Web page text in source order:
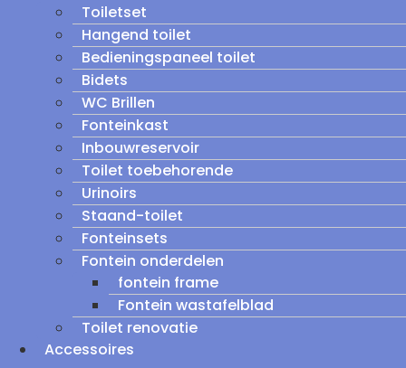
Toiletset
Hangend toilet
Bedieningspaneel toilet
Bidets
WC Brillen
Fonteinkast
Inbouwreservoir
Toilet toebehorende
Urinoirs
Staand-toilet
Fonteinsets
Fontein onderdelen
fontein frame
Fontein wastafelblad
Toilet renovatie
Accessoires